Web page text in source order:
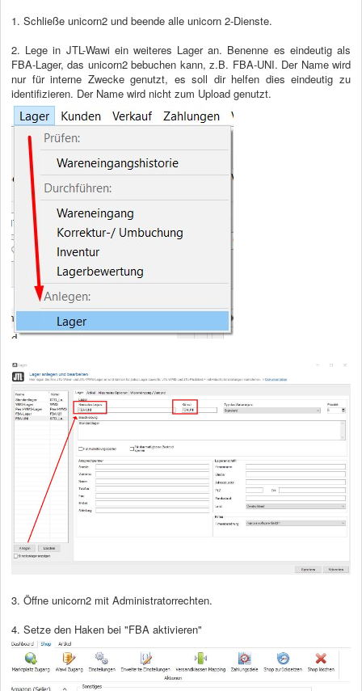
1. Schließe unicorn2 und beende alle unicorn 2-Dienste.
2. Lege in JTL-Wawi ein weiteres Lager an. Benenne es eindeutig als
FBA-Lager, das unicorn2 bebuchen kann, z.B. FBA-UNI. Der Name wird
nur für interne Zwecke genutzt, es soll dir helfen dies eindeutig zu
identifizieren. Der Name wird nicht zum Upload genutzt.
3. Öffne unicorn2 mit Administratorrechten.
4. Setze den Haken bei "FBA aktivieren"